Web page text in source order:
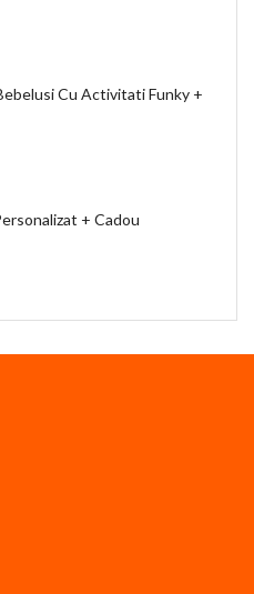
Cu Activitati Funky +
+ Cadou